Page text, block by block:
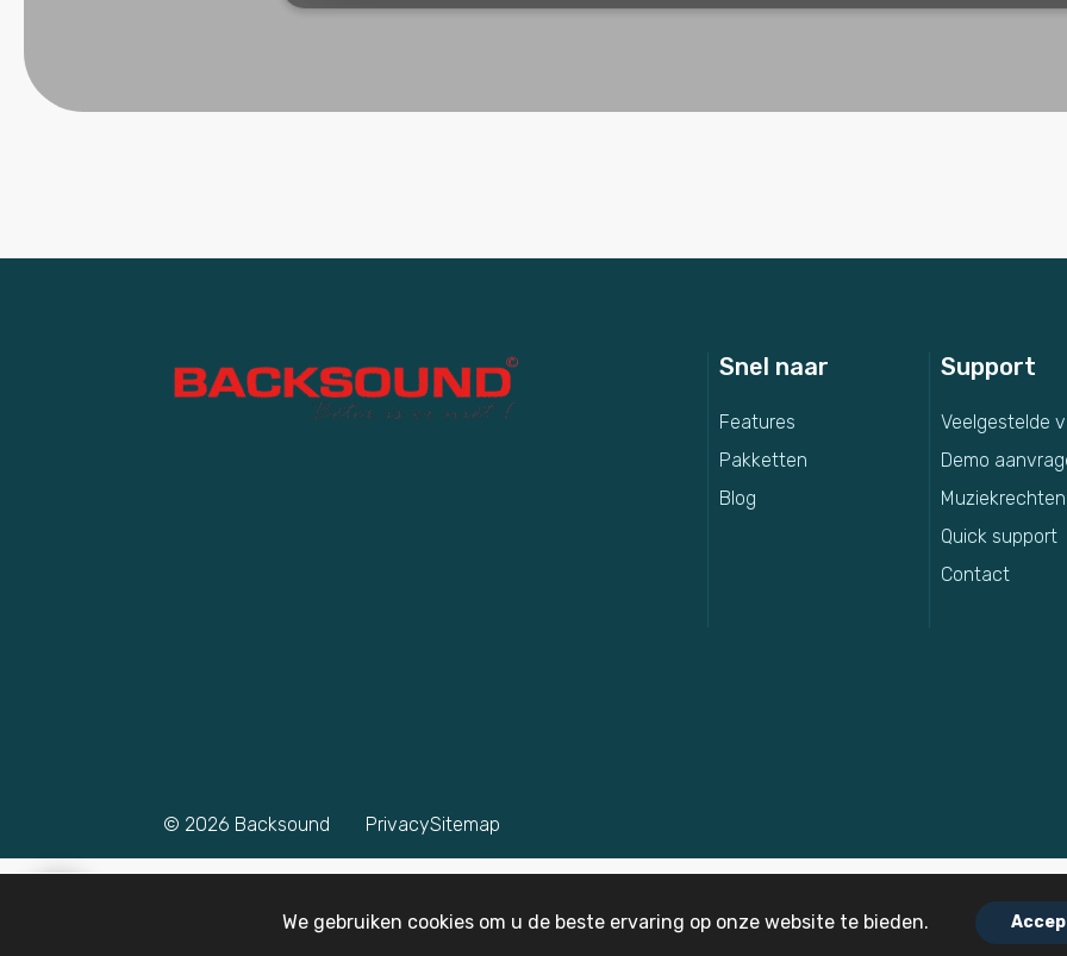
Snel naar
Features
Pakketten
Blog
Support
Veelgestelde
Demo
Muziekrechten
Quick support
Contact
© 2026 Backsound PrivacySitemap
We gebruiken cookies om u de beste ervaring op onze website te bieden.